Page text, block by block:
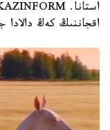
اقجاننىڭ كەڭ